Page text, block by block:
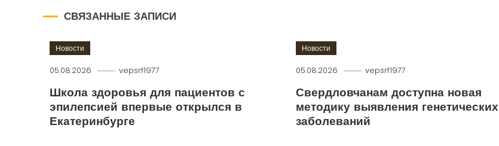
СВЯЗАННЫЕ ЗАПИСИ
Новости
05.08.2026 vepsrf1977
Школа здоровья для пациентов с
эпилепсией впервые открылся в
Екатеринбурге
Новости
05.08.2026 vepsrf1977
Свердловчанам доступна новая
методику выявления генетических
заболеваний